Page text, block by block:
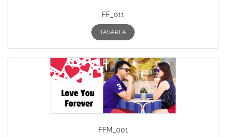
FF_011
TASARLA
FFM_001